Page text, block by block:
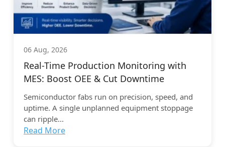
06 Aug, 2026
Real-Time Production Monitoring with
MES: Boost OEE & Cut Downtime
Semiconductor fabs run on precision, speed, and
uptime. A single unplanned equipment stoppage
can ripple...
Read More